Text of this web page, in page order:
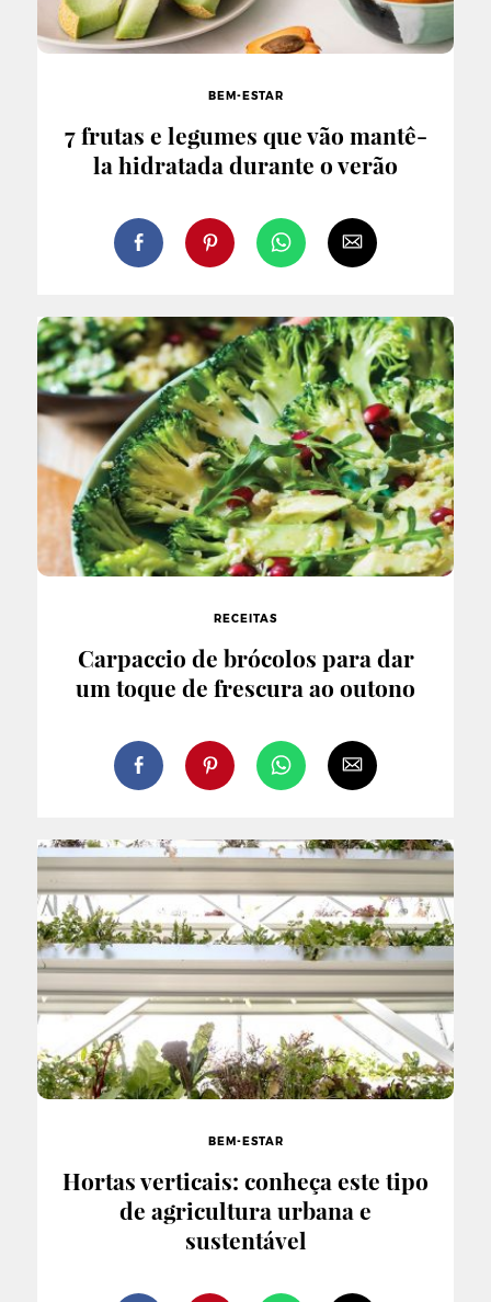
BEM-ESTAR
7 frutas e legumes que vão mantê-
la hidratada durante o verão
RECEITAS
Carpaccio de brócolos para dar
um toque de frescura ao outono
BEM-ESTAR
Hortas verticais: conheça este tipo
de agricultura urbana e
sustentável